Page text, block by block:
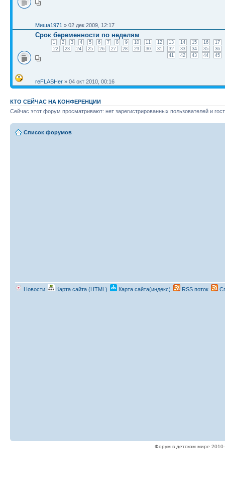
Миша1971 » 02 дек 2009, 12:17
Срок беременности по неделям
1 2 3 4 5 6 7 8 9 10 11 12 13 14 15 16
17
22
23 24 25 26 27 28 29 30 31 32 33 34 35
36
41
42 43 44 45
reFLASHer » 04 окт 2010, 00:16
КТО СЕЙЧАС НА КОНФЕРЕНЦИИ
Сейчас этот форум просматривают: нет зарегистрированных пользователей и
Список форумов
Новости Карта сайта (HTML) Карта сайта(индекс) RSS поток
Форум в детском мире